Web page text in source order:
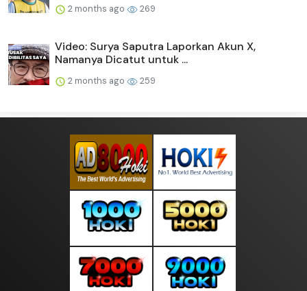
2 months ago 269
Video: Surya Saputra Laporkan Akun X,
Namanya Dicatut untuk ...
2 months ago 259